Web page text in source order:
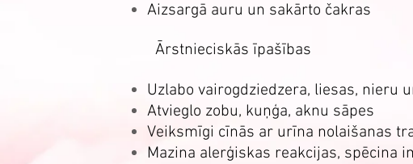
Aizsargā auru un sakārto čakras
Ārstnieciskās īpašības
Uzlabo vairogdziedzera, liesas, nieru
Atvieglo zobu, kuņģa, aknu sāpes
Veiksmīgi cīnās ar urīna nolaišanas
Mazina alerģiskas reakcijas, spēcina